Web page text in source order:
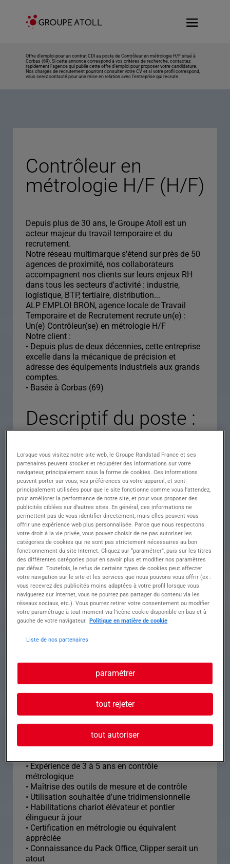
Offre d’emploi pour un contrat CDI au poste de Contrôleur en métrologie H/F situé à
Corbas (69). Si cette annonce correspond à vos critères de recherche, contactez
rapidement l’agence qui publie cette offre d’emploi pour proposer votre candidature.
Nos chargés de recrutement pourront consulter votre CV et si votre profil correspond,
vous serez contacté pour une mise en relation avec l’entreprise qui recrute.
Contrôleur en
métrologie H/F (H/F)
Depuis plus de 30 ans, le Groupe Atoll est un
acteur majeur du travail temporaire et du
recrutement.
Notre réseau multimarque s'étend sur près de 50
agences de proximité, nos collaborateurs
accompagnent nos clients sur leurs enjeux RH
dans tous les secteurs d'activité : industrie,
logistique, BTP, tertiaire, distribution...
ALP EMPLOI BRON, agence locale de Travail
Temporaire et de Recrutement recrute un(e) :
Un(e) Contrôleur(se) en métrologie H/F
Notre client :
• Depuis plus de deux décennies, cette entreprise
excelle dans la mécanique de précision et
adresse des équipements industriels aux grands
comptes.
• Basée à Corbas (69)
Descriptif du poste :
Contrôleur en
métrologie H/F
Descriptif du poste : Êtes-vous prêt(e) à relever
les défis d'un(e) Contrôleur(se) en métrologie
pour assurer la qualité des produits?
Vous assurez la traçabilité des contrôles et
produits en fonction des normes qualité et des
données clients.
• Vérifier l'étalonnage des instruments de mesure
avant leur utilisation
• Contrôler les pièces et produits réceptionnés, y
compris ceux fournis par le client
• Effectuer des contrôles chez les fournisseurs ou
en cours de fabrication, si nécessaire
• Repérer les anomalies, enregistrer les non-
Profil recherché
Nous recherchons un(e) Contrôleur en métrologie
H/F, expert(e) en mécanique, pour garantir la
conformité et la qualité des produits.
• Expérience de 3 à 5 ans en contrôle
métrologique
• Maîtrise des outils de mesure et de contrôle
• Utilisation souhaitée d'une tridimensionnelle
• Habilitations chariot élévateur et pontier
élingueur à jour
• Certification en métrologie ou équivalent
appréciée
• Connaissance du Pack Office, Clipper serait un
atout
Lorsque vous visitez notre site web, le Groupe Randstad France et ses
partenaires peuvent stocker et récupérer des informations sur votre
navigateur, principalement sous la forme de cookies. Ces informations
peuvent porter sur vous, vos préférences ou votre appareil, et sont
principalement utilisées pour que le site fonctionne comme vous l’attendez,
pour améliorer la performance de notre site, et pour vous proposer des
publicités ciblées sur d’autres sites. En général, ces informations ne
permettent pas de vous identifier directement, mais elles peuvent vous
offrir une expérience web plus personnalisée. Parce que nous respectons
votre droit à la vie privée, vous pouvez choisir de ne pas autoriser les
catégories de cookies qui ne sont pas strictement nécessaires au bon
fonctionnement du site Internet. Cliquez sur “paramétrer”, puis sur les titres
des différentes catégories pour en savoir plus et modifier nos paramètres
par défaut. Toutefois, le refus de certains types de cookies peut affecter
votre navigation sur le site et les services que nous pouvons vous offrir (ex :
vous recevrez des publicités moins adaptées à votre profil lorsque vous
naviguerez sur Internet, vous ne pourrez pas partager du contenu via les
réseaux sociaux, etc.). Vous pourrez retirer votre consentement ou modifier
votre paramétrage à tout moment via l’icône cookie disponible en bas et à
gauche de votre navigateur. Politique en matière de cookie
Liste de nos partenaires
paramétrer
tout rejeter
tout autoriser